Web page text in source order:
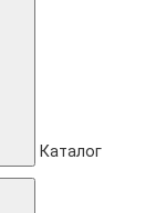
Каталог